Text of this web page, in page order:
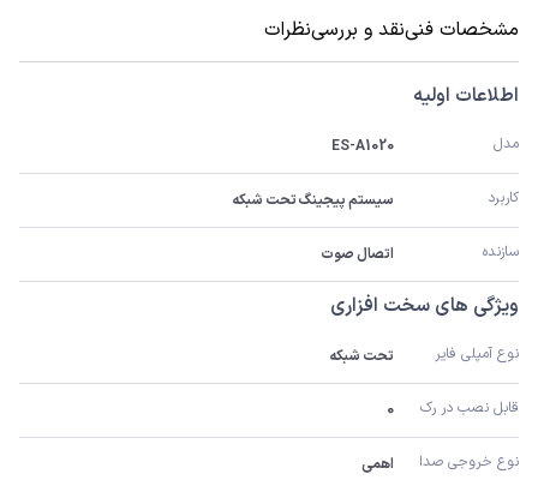
مشخصات فنینقد و بررسینظرات
اطلاعات اولیه
مدل ES-A1020
کاربرد سیستم پیجینگ تحت شبکه
سازنده اتصال صوت
ویژگی های سخت افزاری
نوع آمپلی فایر تحت شبکه
قابل نصب در رک 0
نوع خروجی صدا اهمی